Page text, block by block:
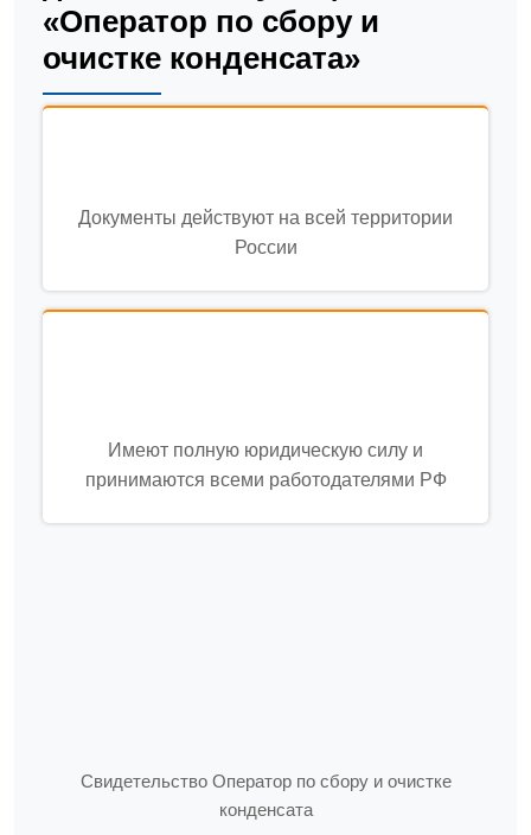
«Оператор по сбору и
очистке конденсата»
Документы действуют на всей территории
России
Имеют полную юридическую силу и
принимаются всеми работодателями РФ
Свидетельство Оператор по сбору и очистке
конденсата